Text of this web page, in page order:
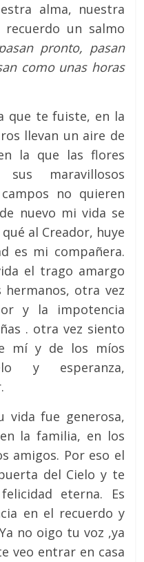
alma, nuestra
un salmo
pronto, pasan
como unas horas
que te fuiste, en la
llevan un aire de
la que las flores
sus maravillosos
no quieren
nuevo mi vida se
al Creador, huye
es mi compañera.
el trago amargo
otra vez
y la impotencia
. otra vez siento
mí y de los míos
y esperanza,
vida fue generosa,
la familia, en los
amigos. Por eso el
del Cielo y te
eterna. Es
en el recuerdo y
no oigo tu voz ,ya
veo entrar en casa